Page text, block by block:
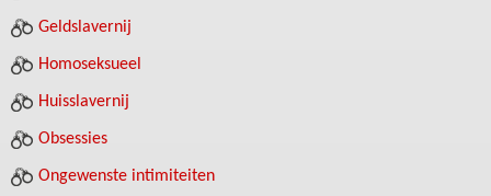
Geldslavernij
Homoseksueel
Huisslavernij
Obsessies
Ongewenste intimiteiten